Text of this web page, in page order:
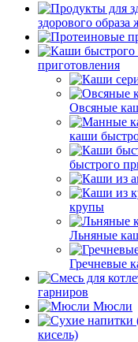
здорового образа
приготовления
Овсяные
каши
быстрого
крупы
Льняные
Гречневые
гарниров
Мюсли
кисель)